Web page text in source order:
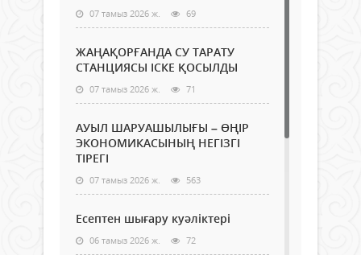
07 тамыз 2026 ж. 69
ЖАҢАҚОРҒАНДА СУ ТАРАТУ
СТАНЦИЯСЫ ІСКЕ ҚОСЫЛДЫ
07 тамыз 2026 ж. 71
АУЫЛ ШАРУАШЫЛЫҒЫ – ӨҢІР
ЭКОНОМИКАСЫНЫҢ НЕГІЗГІ
ТІРЕГІ
07 тамыз 2026 ж. 563
Есептен шығару куәліктері
06 тамыз 2026 ж. 72